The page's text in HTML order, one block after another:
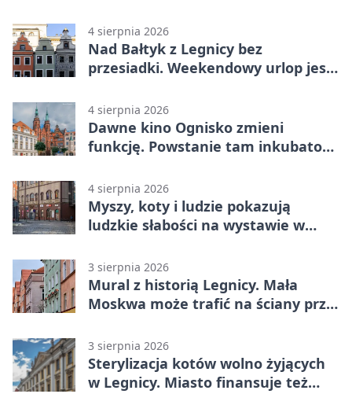
4 sierpnia 2026
Nad Bałtyk z Legnicy bez
przesiadki. Weekendowy urlop jest
4 sierpnia 2026
Dawne kino Ognisko zmieni
funkcję. Powstanie tam inkubator
4 sierpnia 2026
Myszy, koty i ludzie pokazują
ludzkie słabości na wystawie w
3 sierpnia 2026
Mural z historią Legnicy. Mała
Moskwa może trafić na ściany przy
3 sierpnia 2026
Sterylizacja kotów wolno żyjących
w Legnicy. Miasto finansuje też